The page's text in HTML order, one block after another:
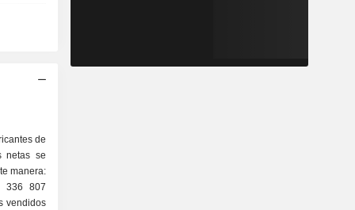
de
netas se
manera:
336 807
vendidos